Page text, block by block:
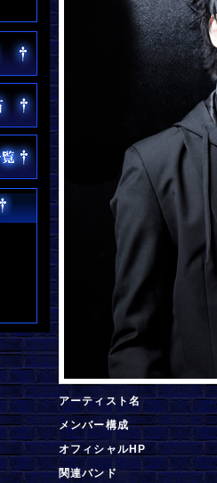
アーティスト名
メンバー構成
オフィシャルHP
関連バンド